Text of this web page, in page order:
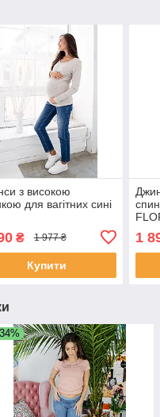
з високою
для вагітних сині
₴ 1 977 ₴
Купити
1